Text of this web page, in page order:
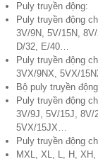
Puly truyền động:
Puly truyền động
3V/9N, 5V/15N,
D/32, E/40…
Puly truyền động
3VX/9NX, 5VX/
Bộ puly truyền
Puly truyền động
3V/9J, 5V/15J, 8V/
5VX/15JX…
Puly truyền động
MXL, XL, L, H,